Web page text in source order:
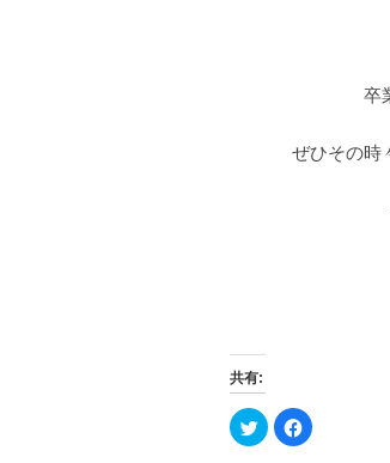
卒
ぜひその時
共有:
ク
リ
F
a